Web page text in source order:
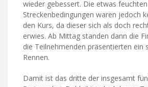
wieder gebessert. Die etwas feuchten
Streckenbedingungen waren jedoch
den Kurs, da dieser sich als doch
erwies. Ab Mittag standen dann die
die Teilnehmenden präsentierten ein
Rennen.
Damit ist das dritte der insgesamt